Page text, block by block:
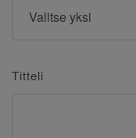
Titteli